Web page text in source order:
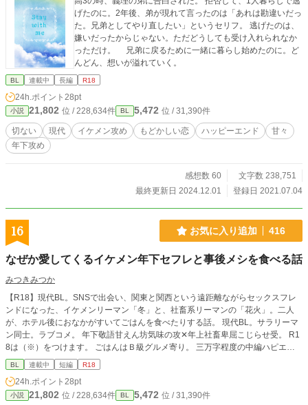
げたのに。2年後、弟が現れて言ったのは「あれは勘違いだっ
た。兄弟としてやり直したい」というセリフ。 逃げたのは、
嫌いだったからじゃない。ただどうしても受け入れられなか
っただけ。 兄弟に戻るために一緒に暮らし始めたのに。ど
んどん、想いが溢れていく。
BL 連載中 長編 R18
24h.ポイント 28pt
小説 21,802 位 / 228,634件 BL 5,472 位 / 31,390件
切ない 現代 イケメン攻め もどかしい恋 ハッピーエンド
甘々
年下攻め
感想数 60
文字数 238,751
最終更新日 2024.12.01
登録日 2021.07.04
16 お気に入り追加 416
なぜか愛してくるイケメン年下セフレと事後メシを食べる話
みつきみつか
【R18】現代BL。SNSで出会い、関東と関西という遠距離ながらセックスフレ
ンドになった、イケメンリーマン「冬」と、社畜系リーマンの「花火」。二人
が、ホテル後におなかがすいてごはんを食べたりする話。 現代BL。サラリーマ
ン同士。ラブコメ。 年下敬語甘えん坊気味の攻✕年上社畜卑屈こじらせ受。 R1
8は（※）をつけます。 ごはんはＢ級グルメ寄り。 三万字程度の中編ハピエン
※現在、不定期更新です ▶登場人物 受 柊 花火（ひいらぎ はなび） 33
歳 170cm/60kg 攻 一木 冬人（いちき ふゆと） 23歳 180cm/62kg
BL 連載中 短編 R18
24h.ポイント 28pt
小説 21,802 位 / 228,634件 BL 5,472 位 / 31,390件